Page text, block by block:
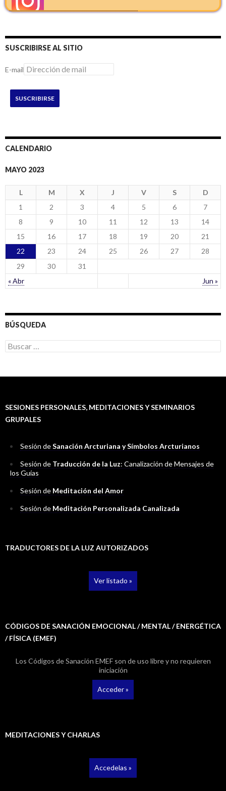
SUSCRIBIRSE AL SITIO
E-mail
SUSCRIBIRSE
CALENDARIO
MAYO 2023
L M X J V S D
« Abr Jun »
1 2 3 4 5 6
7
8
9 10 11 12 13
14
15
16 17 18 19 20
21
22
23 24 25 26 27
28
29
30 31
BÚSQUEDA
B
u
SESIONES PERSONALES, MEDITACIONES Y SEMINARIOS
GRUPALES
Sesión deSanación Arcturiana y Símbolos Arcturianos
Sesión de Traducción de la Luz: Canalización de Mensajes de
los Guías
Sesión de Meditación del Amor
Sesión de Meditación Personalizada Canalizada
TRADUCTORES DE LA LUZ AUTORIZADOS
Ver listado »
CÓDIGOS DE SANACIÓN EMOCIONAL / MENTAL / ENERGÉTICA
/ FÍSICA (EMEF)
Los Códigos de Sanación EMEF son de uso libre y no requieren
iniciación
Acceder »
MEDITACIONES Y CHARLAS
Accedelas »